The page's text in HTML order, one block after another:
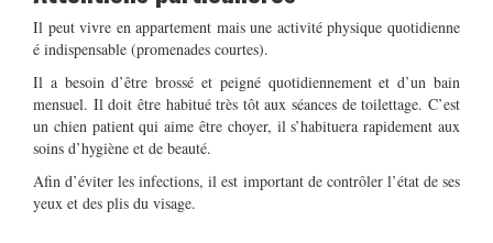
Il peut vivre en appartement mais une activité physique quotidienne
é indispensable (promenades courtes).
Il a besoin d’être brossé et peigné quotidiennement et d’un bain
mensuel. Il doit être habitué très tôt aux séances de toilettage. C’est
un chien patient qui aime être choyer, il s’habituera rapidement aux
soins d’hygiène et de beauté.
Afin d’éviter les infections, il est important de contrôler l’état de ses
yeux et des plis du visage.